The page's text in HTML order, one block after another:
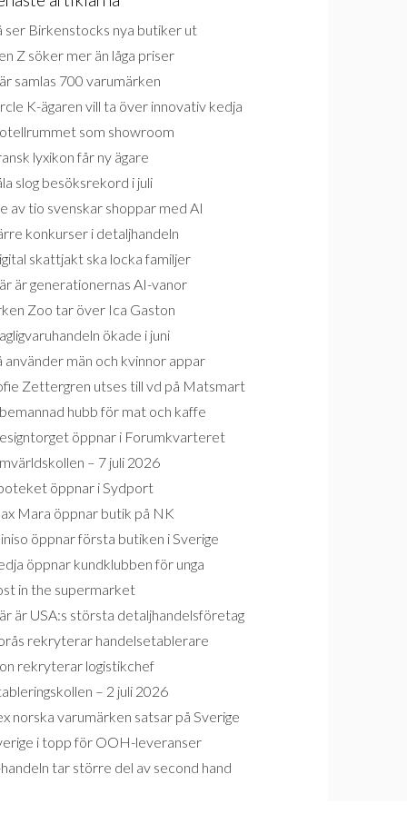
ser Birkenstocks nya butiker ut
Z söker mer än låga priser
samlas 700 varumärken
K-ägaren vill ta över innovativ kedja
som showroom
lyxikon får ny ägare
slog besöksrekord i juli
av tio svenskar shoppar med AI
konkurser i detaljhandeln
skattjakt ska locka familjer
är generationernas AI-vanor
Zoo tar över Ica Gaston
ökade i juni
använder män och kvinnor appar
Zettergren utses till vd på Matsmart
hubb för mat och kaffe
öppnar i Forumkvarteret
– 7 juli 2026
öppnar i Sydport
Mara öppnar butik på NK
öppnar första butiken i Sverige
öppnar kundklubben för unga
in the supermarket
är USA:s största detaljhandelsföretag
rekryterar handelsetablerare
rekryterar logistikchef
– 2 juli 2026
norska varumärken satsar på Sverige
i topp för OOH-leveranser
tar större del av second hand